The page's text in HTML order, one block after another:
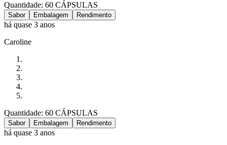
Quantidade: 60 CÁPSULAS
Sabor Embalagem Rendimento
há quase 3 anos
Caroline
Quantidade: 60 CÁPSULAS
Sabor Embalagem Rendimento
há quase 3 anos